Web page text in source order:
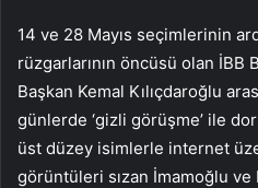
14 ve 28 Mayıs seçimlerinin
rüzgarlarının öncüsü olan İBB
Başkan Kemal Kılıçdaroğlu
günlerde ‘gizli görüşme’ ile
üst düzey isimlerle internet
görüntüleri sızan İmamoğlu ve